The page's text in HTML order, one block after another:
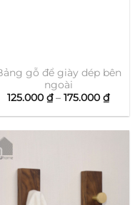
gỗ để giày dép bên
ngoài
125.000 ₫ – 175.000 ₫
giá:
từ
đến